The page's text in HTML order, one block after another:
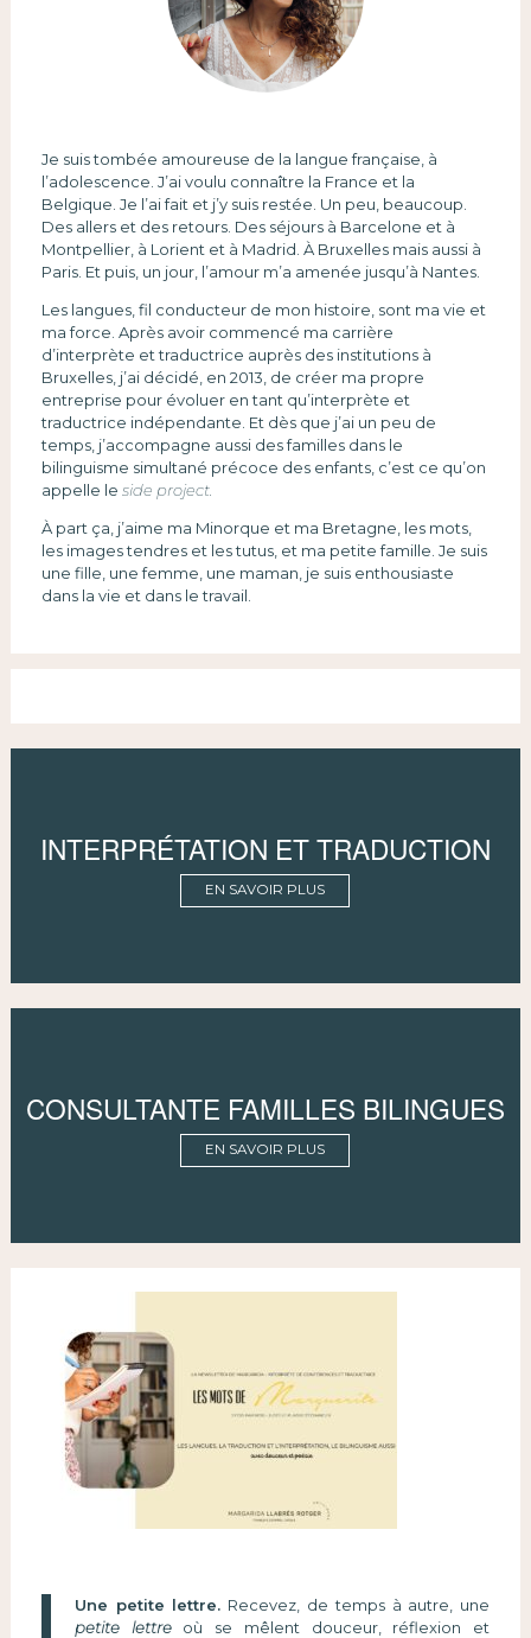
Je suis tombée amoureuse de la langue française, à
l’adolescence. J’ai voulu connaître la France et la
Belgique. Je l’ai fait et j’y suis restée. Un peu, beaucoup.
Des allers et des retours. Des séjours à Barcelone et à
Montpellier, à Lorient et à Madrid. À Bruxelles mais aussi à
Paris. Et puis, un jour, l’amour m’a amenée jusqu’à Nantes.
Les langues, fil conducteur de mon histoire, sont ma vie et
ma force. Après avoir commencé ma carrière
d’interprète et traductrice auprès des institutions à
Bruxelles, j’ai décidé, en 2013, de créer ma propre
entreprise pour évoluer en tant qu’interprète et
traductrice indépendante. Et dès que j’ai un peu de
temps, j’accompagne aussi des familles dans le
bilinguisme simultané précoce des enfants, c’est ce qu’on
appelle le side project.
À part ça, j’aime ma Minorque et ma Bretagne, les mots,
les images tendres et les tutus, et ma petite famille. Je suis
une fille, une femme, une maman, je suis enthousiaste
dans la vie et dans le travail.
INTERPRÉTATION ET TRADUCTION
EN SAVOIR PLUS
CONSULTANTE FAMILLES BILINGUES
EN SAVOIR PLUS
Une petite lettre. Recevez, de temps à autre, une
petite lettreoù se mêlent douceur, réflexion et